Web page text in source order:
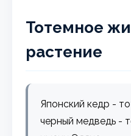
Тотемное
растение
Японский кедр -
черный медведь -